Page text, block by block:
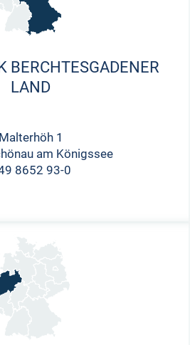
BERCHTESGADENER
LAND
Malterhöh 1
am Königssee
8652 93-0